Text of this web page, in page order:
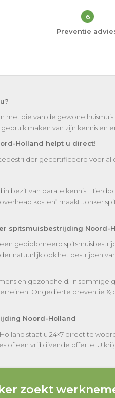
6
Preventie
die van de gewone
maken van zijn kennis en
Holland helpt u direct!
gecertificeerd voor
bezit van parate kennis.
kosten” maakt Jonker
spitsmuisbestrijding Noord-
gediplomeerd
natuurlijk ook het bestrijden
en gezondheid. In
Ongedierte preventie
Noord-Holland
staat u 24×7 direct te
of een vrijblijvende offerte. U
zoekt